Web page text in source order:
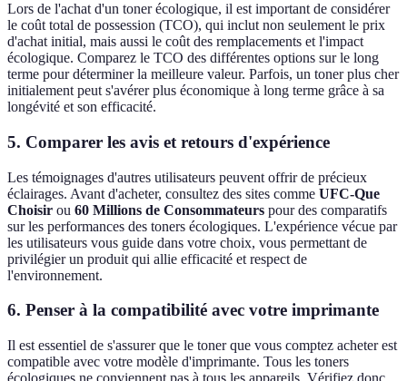
Lors de l'achat d'un toner écologique, il est important de considérer
le coût total de possession (TCO), qui inclut non seulement le prix
d'achat initial, mais aussi le coût des remplacements et l'impact
écologique. Comparez le TCO des différentes options sur le long
terme pour déterminer la meilleure valeur. Parfois, un toner plus cher
initialement peut s'avérer plus économique à long terme grâce à sa
longévité et son efficacité.
5. Comparer les avis et retours d'expérience
Les témoignages d'autres utilisateurs peuvent offrir de précieux
éclairages. Avant d'acheter, consultez des sites comme UFC-Que
Choisir ou 60 Millions de Consommateurs pour des comparatifs
sur les performances des toners écologiques. L'expérience vécue par
les utilisateurs vous guide dans votre choix, vous permettant de
privilégier un produit qui allie efficacité et respect de
l'environnement.
6. Penser à la compatibilité avec votre imprimante
Il est essentiel de s'assurer que le toner que vous comptez acheter est
compatible avec votre modèle d'imprimante. Tous les toners
écologiques ne conviennent pas à tous les appareils. Vérifiez donc